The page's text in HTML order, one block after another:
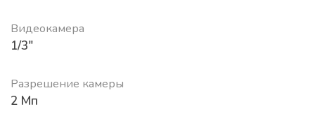
Видеокамера
1/3"
Разрешение камеры
2 Мп